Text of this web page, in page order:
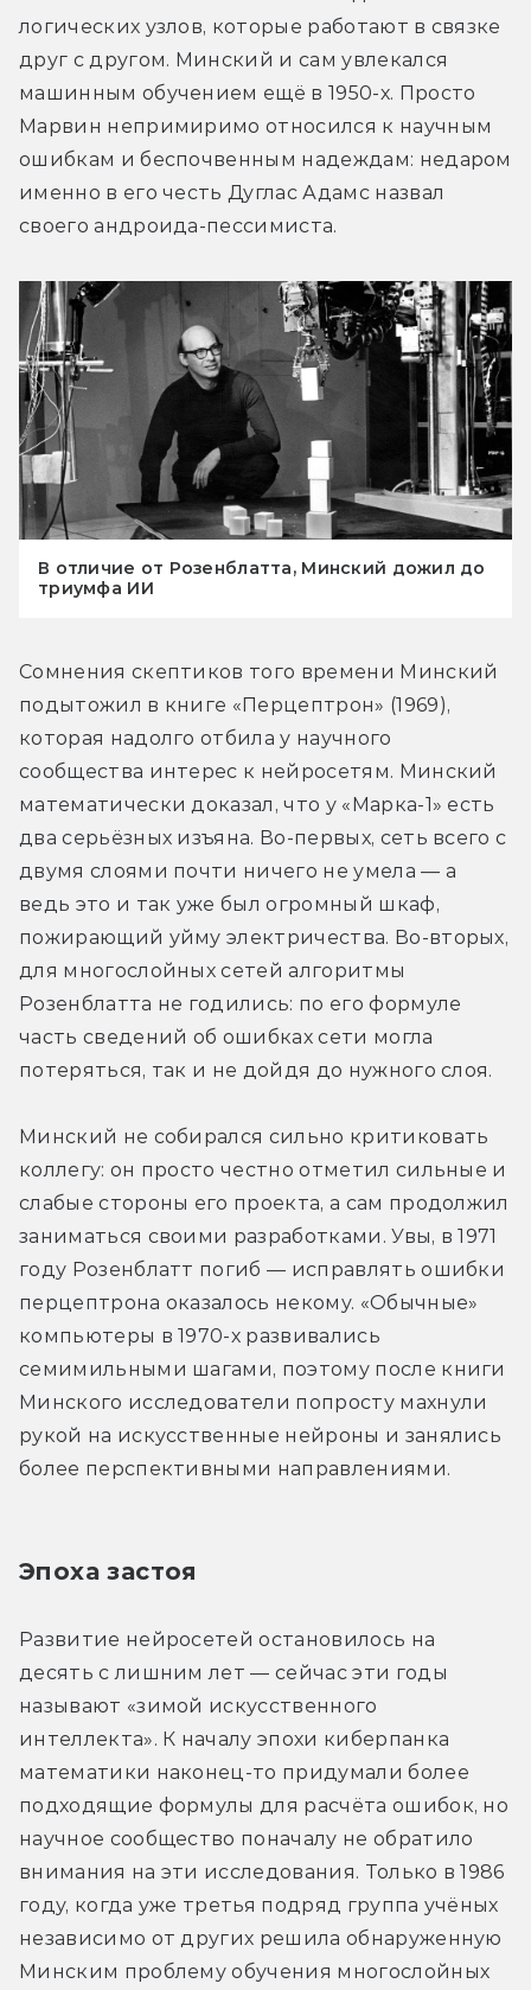
логических узлов, которые работают в связке
друг с другом. Минский и сам увлекался
машинным обучением ещё в 1950-х. Просто
Марвин непримиримо относился к научным
ошибкам и беспочвенным надеждам: недаром
именно в его честь Дуглас Адамс назвал
своего андроида-пессимиста.
В отличие от Розенблатта, Минский дожил до
триумфа ИИ
Сомнения скептиков того времени Минский
подытожил в книге «Перцептрон» (1969),
которая надолго отбила у научного
сообщества интерес к нейросетям. Минский
математически доказал, что у «Марка-1» есть
два серьёзных изъяна. Во-первых, сеть всего с
двумя слоями почти ничего не умела — а
ведь это и так уже был огромный шкаф,
пожирающий уйму электричества. Во-вторых,
для многослойных сетей алгоритмы
Розенблатта не годились: по его формуле
часть сведений об ошибках сети могла
потеряться, так и не дойдя до нужного слоя.
Минский не собирался сильно критиковать
коллегу: он просто честно отметил сильные и
слабые стороны его проекта, а сам продолжил
заниматься своими разработками. Увы, в 1971
году Розенблатт погиб — исправлять ошибки
перцептрона оказалось некому. «Обычные»
компьютеры в 1970-х развивались
семимильными шагами, поэтому после книги
Минского исследователи попросту махнули
рукой на искусственные нейроны и занялись
более перспективными направлениями.
Эпоха застоя
Развитие нейросетей остановилось на
десять с лишним лет — сейчас эти годы
называют «зимой искусственного
интеллекта». К началу эпохи киберпанка
математики наконец-то придумали более
подходящие формулы для расчёта ошибок, но
научное сообщество поначалу не обратило
внимания на эти исследования. Только в 1986
году, когда уже третья подряд группа учёных
независимо от других решила обнаруженную
Минским проблему обучения многослойных